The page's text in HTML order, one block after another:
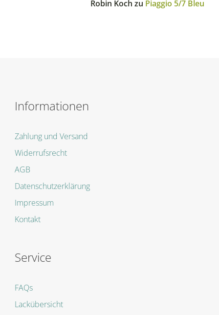
Robin Koch zu Piaggio 5/7 Bleu
Informationen
Zahlung und Versand
Widerrufsrecht
AGB
Datenschutzerklärung
Impressum
Kontakt
Service
FAQs
Lackübersicht